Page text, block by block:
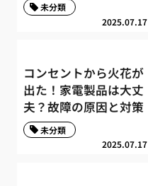
2025.07.17
未分類
コンセントから火花が
出た！家電製品は大丈
夫？故障の原因と対策
2025.07.17
未分類